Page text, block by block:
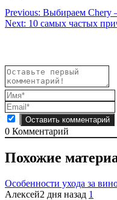
Навигация
по
Previous: Выбираем Chery
Next: 10 самых частых
0 Комментарий
Похожие
Особенности ухода за
Алексей2 дня назад 1